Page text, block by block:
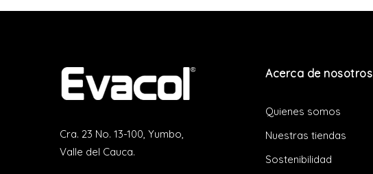
Cra. 23 No. 13-100, Yumbo,
Valle del Cauca.
Acerca de nosotros
Quienes somos
Nuestras tiendas
Sostenibilidad